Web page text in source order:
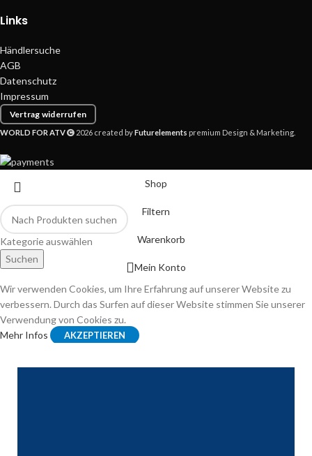
Links
Händlersuche
AGB
Datenschutz
Impressum
Vertrag widerrufen
WORLD FOR ATV 2026 created byFuturelements premium Design & Marketing.
Kategorie auswählen
Suchen
Shop
Filtern
Warenkorb
Mein Konto
Wir verwenden Cookies, um Ihre Erfahrung auf unserer Website zu
verbessern. Durch das Surfen auf dieser Website stimmen Sie unserer
Verwendung von Cookies zu.
Mehr Infos
AKZEPTIEREN